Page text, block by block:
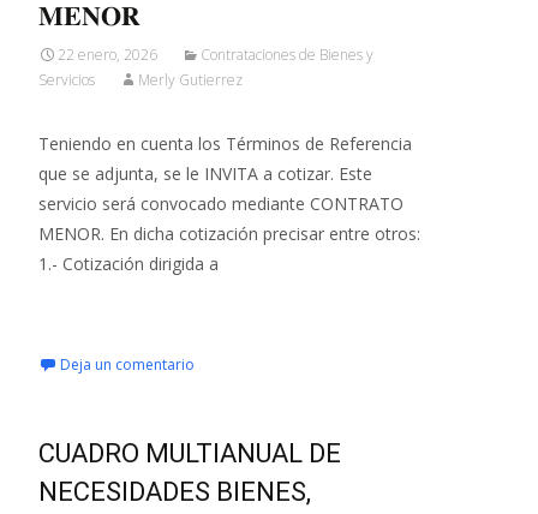
𝐌𝐄𝐍𝐎𝐑
22 enero, 2026
Contrataciones de Bienes y
Servicios
Merly Gutierrez
Teniendo en cuenta los Términos de Referencia
que se adjunta, se le INVITA a cotizar. Este
servicio será convocado mediante CONTRATO
MENOR. En dicha cotización precisar entre otros:
1.- Cotización dirigida a
Deja un comentario
CUADRO MULTIANUAL DE
NECESIDADES BIENES,